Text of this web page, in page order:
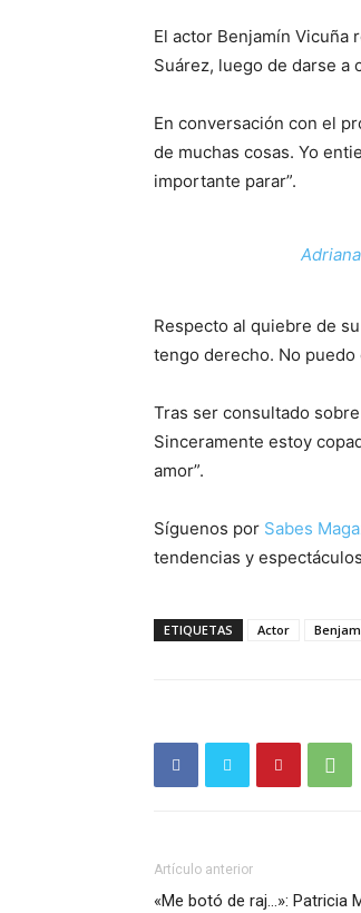
El actor Benjamín Vicuña
Suárez, luego de darse a
En conversación con el
de muchas cosas. Yo
importante parar”.
Respecto al quiebre de
tengo derecho. No puedo
Tras ser consultado
Sinceramente estoy
amor”.
Síguenos por Sabes
tendencias y
ETIQUETAS Actor
Artículo anterior
«Me botó de raj…»: Patricia